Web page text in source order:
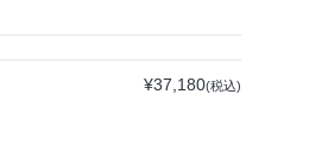
¥37,180(税込)